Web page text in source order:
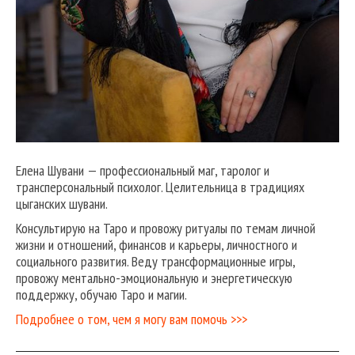
Елена Шувани — профессиональный маг, таролог и
трансперсональный психолог. Целительница в традициях
цыганских шувани.
Консультирую на Таро и провожу ритуалы по темам личной
жизни и отношений, финансов и карьеры, личностного и
социального развития. Веду трансформационные игры,
провожу ментально-эмоциональную и энергетическую
поддержку, обучаю Таро и магии.
Подробнее о том, чем я могу вам помочь >>>